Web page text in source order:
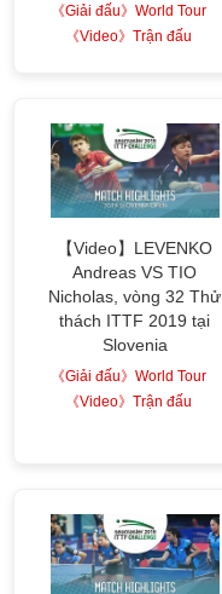
《Giải đấu》World Tour
《Video》Trận đấu
【Video】LEVENKO
Andreas VS TIO
Nicholas, vòng 32 Thử
thách ITTF 2019 tại
Slovenia
《Giải đấu》World Tour
《Video》Trận đấu